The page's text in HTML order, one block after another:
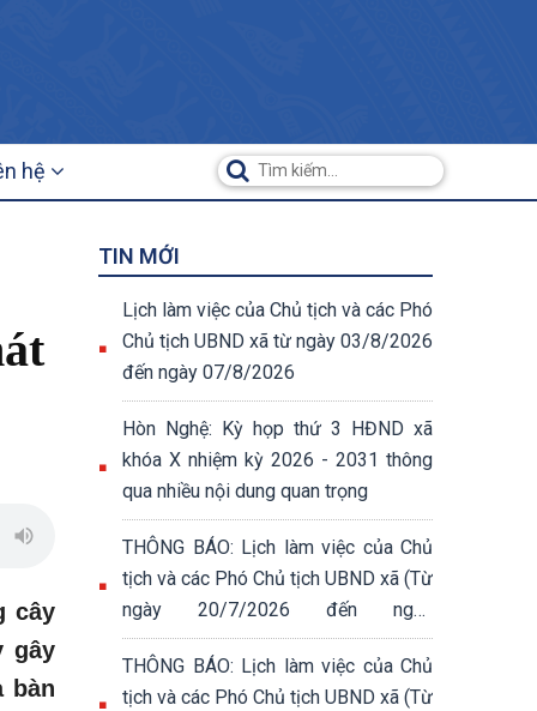
hệ
cây
gây
bàn
TIN MỚI
Lịch làm việc của Chủ tịch và các Phó
Chủ tịch UBND xã từ ngày 03/8/2026
đến ngày 07/8/2026
Hòn Nghệ: Kỳ họp thứ 3 HĐND xã
khóa X nhiệm kỳ 2026 - 2031 thông
qua nhiều nội dung quan trọng
THÔNG BÁO: Lịch làm việc của Chủ
tịch và các Phó Chủ tịch UBND xã (Từ
ngày 20/7/2026 đến ngày
24/7/2026)
THÔNG BÁO: Lịch làm việc của Chủ
tịch và các Phó Chủ tịch UBND xã (Từ